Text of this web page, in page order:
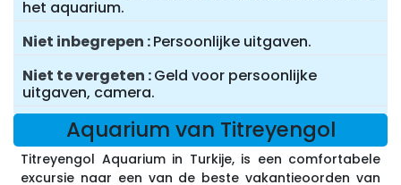
het aquarium.
Niet inbegrepen Persoonlijke uitgaven.
Niet te vergeten Geld voor persoonlijke
uitgaven, camera.
Aquarium van Titreyengol
Titreyengol Aquarium in Turkije, is een comfortabele
excursie naar een van de beste vakantieoorden van